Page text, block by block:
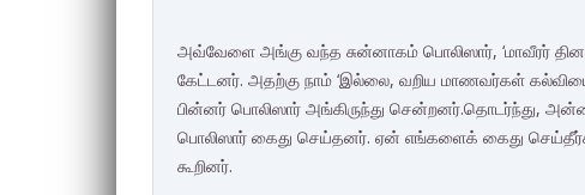
அவ்வேளை அங்கு வந்த சுன்னாகம் பொலிஸார், ‘மாவீரர்
கேட்டனர். அதற்கு நாம் ‘இல்லை, வறிய மாணவர்கள்
பின்னர் பொலிஸார் அங்கிருந்து சென்றனர்.தொடர்ந்து,
பொலிஸார் கைது செய்தனர். ஏன் எங்களைக் கைது
கூறினர்.